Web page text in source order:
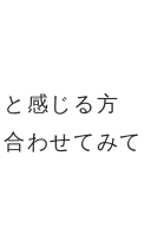
感じる方
わせてみて